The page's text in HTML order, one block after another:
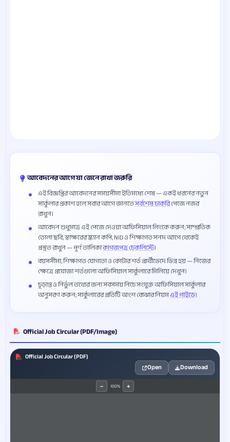
আবেদনের আগে যা জেনে রাখা জরুরি
এই বিজ্ঞপ্তির আবেদনের সময়সীমা ইতিমধ্যে শেষ — একই ধরনের নতুন
সার্কুলার প্রকাশ হলে সবার আগে জানতেসর্বশেষ চাকরিপেজে নজর
রাখুন।
আবেদন শুধুমাত্র এই পেজে দেওয়া অফিসিয়াল লিংকে করুন; সাম্প্রতিক
তোলা ছবি, স্বাক্ষরের স্ক্যান কপি, NID ও শিক্ষাগত সনদ আগে থেকেই
প্রস্তুত রাখুন — পূর্ণ তালিকাকাগজপত্র চেকলিস্টে।
বয়সসীমা, শিক্ষাগত যোগ্যতা ও কোটার শর্ত প্রার্থীভেদে ভিন্ন হয় — নিজের
ক্ষেত্রে প্রযোজ্য শর্তগুলো অফিসিয়াল সার্কুলারে মিলিয়ে দেখুন।
চূড়ান্ত ও নির্ভুল তথ্যের জন্য সবসময় নিচে সংযুক্ত অফিসিয়াল সার্কুলার
অনুসরণ করুন; সার্কুলারের প্রতিটি অংশ বোঝার নিয়মএই গাইডে।
Official Job Circular (PDF/Image)
Official Job Circular (PDF)
Open Download
− 100% +